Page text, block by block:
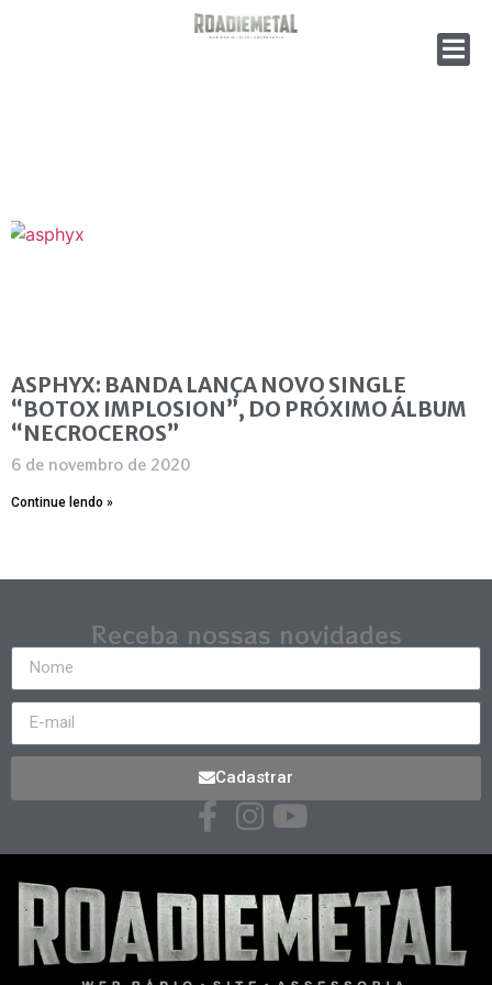
ASPHYX: BANDA LANÇA NOVO SINGLE
“BOTOX IMPLOSION”, DO PRÓXIMO ÁLBUM
“NECROCEROS”
6 de novembro de 2020
Continue lendo »
Receba nossas novidades
Cadastrar